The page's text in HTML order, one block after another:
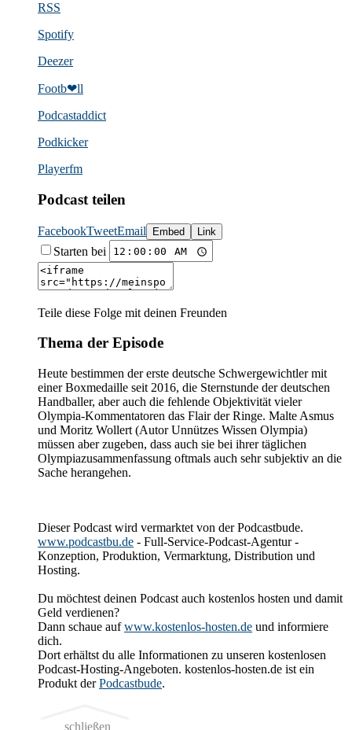
RSS
Spotify
Deezer
Footb❤ll
Podcast­addict
Podkicker
Playerfm
Podcast teilen
FacebookTweetEmail Embed Link
Starten bei
Teile diese Folge mit deinen Freunden
Thema der Episode
Heute bestimmen der erste deutsche Schwergewichtler mit
einer Boxmedaille seit 2016, die Sternstunde der deutschen
Handballer, aber auch die fehlende Objektivität vieler
Olympia-Kommentatoren das Flair der Ringe. Malte Asmus
und Moritz Wollert (Autor Unnützes Wissen Olympia)
müssen aber zugeben, dass auch sie bei ihrer täglichen
Olympiazusammenfassung oftmals auch sehr subjektiv an die
Sache herangehen.
Dieser Podcast wird vermarktet von der Podcastbude.
www.podcastbu.de - Full-Service-Podcast-Agentur -
Konzeption, Produktion, Vermarktung, Distribution und
Hosting.
Du möchtest deinen Podcast auch kostenlos hosten und damit
Geld verdienen?
Dann schaue aufwww.kostenlos-hosten.de und informiere
dich.
Dort erhältst du alle Informationen zu unseren kostenlosen
Podcast-Hosting-Angeboten. kostenlos-hosten.de ist ein
Produkt derPodcastbude.
schließen